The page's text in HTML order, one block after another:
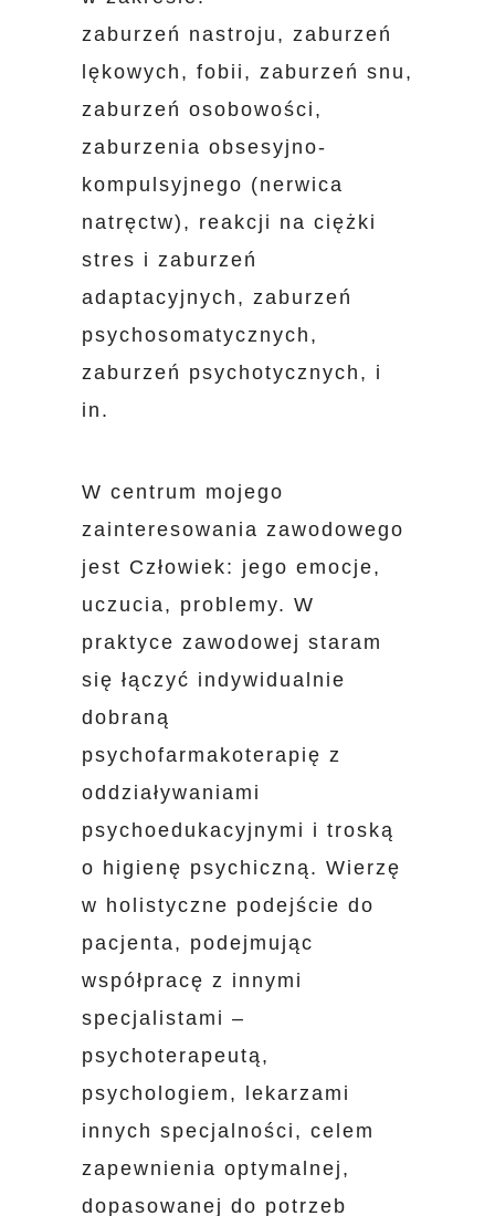
zaburzeń nastroju, zaburzeń
lękowych, fobii, zaburzeń snu,
zaburzeń osobowości,
zaburzenia obsesyjno-
kompulsyjnego (nerwica
natręctw), reakcji na ciężki
stres i zaburzeń
adaptacyjnych, zaburzeń
psychosomatycznych,
zaburzeń psychotycznych, i
in.
W centrum mojego
zainteresowania zawodowego
jest Człowiek: jego emocje,
uczucia, problemy. W
praktyce zawodowej staram
się łączyć indywidualnie
dobraną
psychofarmakoterapię z
oddziaływaniami
psychoedukacyjnymi i troską
o higienę psychiczną. Wierzę
w holistyczne podejście do
pacjenta, podejmując
współpracę z innymi
specjalistami –
psychoterapeutą,
psychologiem, lekarzami
innych specjalności, celem
zapewnienia optymalnej,
dopasowanej do potrzeb